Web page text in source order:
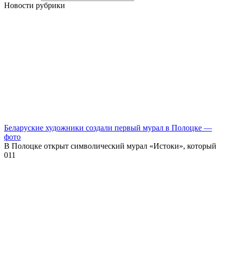
Новости рубрики
Беларуские художники создали первый мурал в Полоцке —
фото
В Полоцке открыт символический мурал «Истоки», который
011